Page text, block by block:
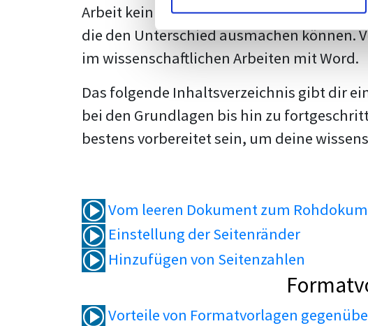
Arbeit kein Problem mehr für dich
die den Unterschied ausmachen können.
im wissenschaftlichen Arbeiten mit Word.
Das folgende Inhaltsverzeichnis gibt dir
bei den Grundlagen bis hin zu
bestens vorbereitet sein, um deine
Vom leeren Dokument zum
Einstellung der Seitenränder
Hinzufügen von Seitenzahlen
Vorteile von Formatvorlagen